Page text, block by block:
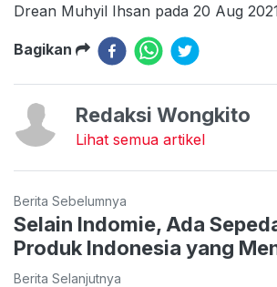
Drean Muhyil Ihsan pada 20 Aug
Bagikan
Redaksi Wongkito
Lihat semua artikel
Berita Sebelumnya
Selain Indomie, Ada
Produk Indonesia yang
Berita Selanjutnya